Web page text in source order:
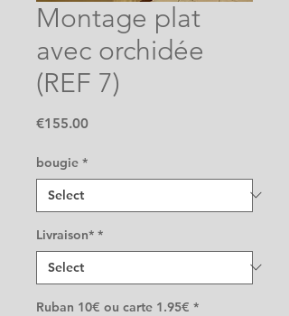
Montage plat
avec orchidée
(REF 7)
€155.00Price
bougie *
Livraison* *
Ruban 10€ ou carte 1.95€ *